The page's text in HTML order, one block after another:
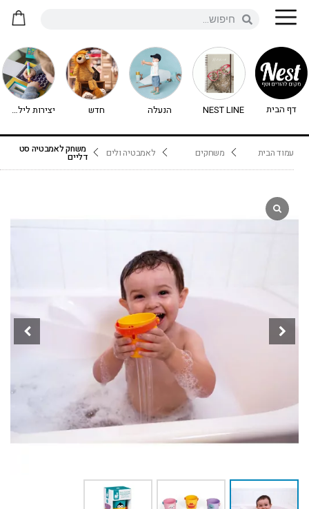
דף הבית NEST LINE הנעלה חדש יצירות לילדים - יצירה לילדים
עמוד הבית משחקים לאמבטיה ולים משחק לאמבטיה סט
דליים